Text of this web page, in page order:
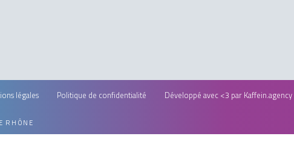
légales Politique de confidentialité Développé avec <3 par Kaffein.agency
RHÔNE